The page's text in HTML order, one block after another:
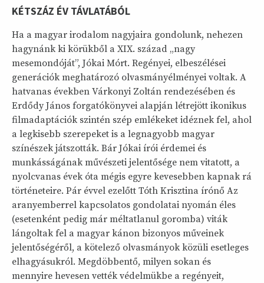
KÉTSZÁZ ÉV TÁVLATÁBÓL
Ha a magyar irodalom nagyjaira gondolunk, nehezen
hagynánk ki körükből a XIX. század „nagy
mesemondóját”, Jókai Mórt. Regényei, elbeszélései
generációk meghatározó olvasmányélményei voltak. A
hatvanas években Várkonyi Zoltán rendezésében és
Erdődy János forgatókönyvei alapján létrejött ikonikus
filmadaptációk szintén szép emlékeket idéznek fel, ahol
a legkisebb szerepeket is a legnagyobb magyar
színészek játszották. Bár Jókai írói érdemei és
munkásságának művészeti jelentősége nem vitatott, a
nyolcvanas évek óta mégis egyre kevesebben kapnak rá
történeteire. Pár évvel ezelőtt Tóth Krisztina írónő Az
aranyemberrel kapcsolatos gondolatai nyomán éles
(esetenként pedig már méltatlanul goromba) viták
lángoltak fel a magyar kánon bizonyos műveinek
jelentőségéről, a kötelező olvasmányok közüli esetleges
elhagyásukról. Megdöbbentő, milyen sokan és
mennyire hevesen vették védelmükbe a regényeit,